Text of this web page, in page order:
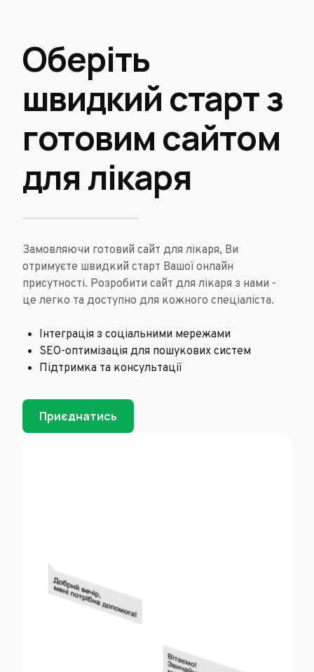
Оберіть
швидкий старт з
готовим сайтом
для лікаря
Замовляючи готовий сайт для лікаря, Ви
отримуєте швидкий старт Вашої онлайн
присутності. Розробити сайт для лікаря з нами -
це легко та доступно для кожного спеціаліста.
Інтеграція з соціальними мережами
SEO-оптимізація для пошукових систем
Підтримка та консультації
Приєднатись